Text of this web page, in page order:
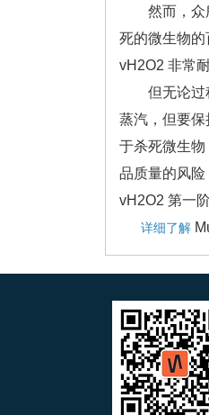
然而，众所
死的微生物
vH2O2 非常
但无论过程
蒸汽，但要保
于杀死微生
品质量的风
vH2O2 第一
详细了解